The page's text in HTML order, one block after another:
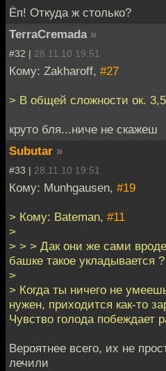
Ёп! Откуда ж столько?
TerraCremada »
#32 | 28.11.10 19:51
Кому: Zakharoff, #27
> В общей сложности ок.
круто бля...ниче не скажеш
Subutar »
#33 | 28.11.10 19:51
Кому: Munhgausen, #19
> Кому: Bateman, #11
>
> > > Дак они же сами вроде
башке такое укладывается ?
>
> Когда ты ничего не
нужен, приходится как-то
Чувство голода побеждает
Вероятнее всего, их не
лечили